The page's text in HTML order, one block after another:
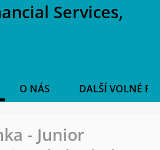
Services,
O NÁS DALŠÍ VOLNÉ
- Junior